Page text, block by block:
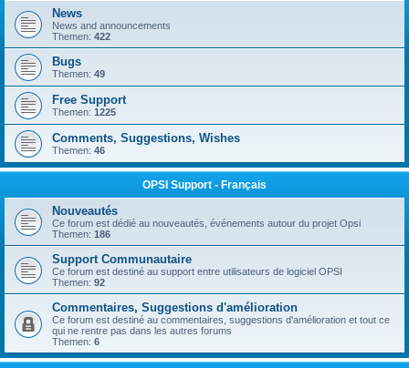
News
News and announcements
Themen: 422
Bugs
Themen: 49
Free Support
Themen: 1225
Comments, Suggestions, Wishes
Themen: 46
OPSI Support - Français
Nouveautés
Ce forum est dédié au nouveautés, événements autour du projet Opsi
Themen: 186
Support Communautaire
Ce forum est destiné au support entre utilisateurs de logiciel OPSI
Themen: 92
Commentaires, Suggestions d'amélioration
Ce forum est destiné au commentaires, suggestions d'amélioration et tout ce
qui ne rentre pas dans les autres forums
Themen: 6